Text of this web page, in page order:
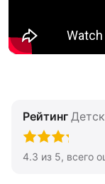
Рейтинг
4.3 из 5, всего